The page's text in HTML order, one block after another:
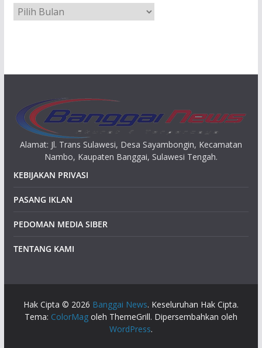
A
r
Alamat: Jl. Trans Sulawesi, Desa Sayambongin, Kecamatan
Nambo, Kaupaten Banggai, Sulawesi Tengah.
KEBIJAKAN PRIVASI
PASANG IKLAN
PEDOMAN MEDIA SIBER
TENTANG KAMI
Hak Cipta © 2026 Banggai News. Keseluruhan Hak Cipta.
Tema: ColorMagoleh ThemeGrill. Dipersembahkan oleh
WordPress.